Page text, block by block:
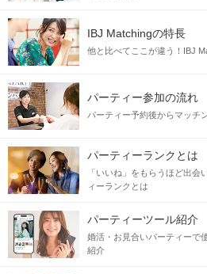
イメージがあ
❤︎目標を決めて達成し
❤︎婚活を頑張っている
写真・基本情報・自
面倒だと思わず可能な限り
IBJ Matchingの特長
他と比べてここが違う！IBJ
パーティー参加の流れ
パーティー予約後からマッチ
パーティーランクとは
「いいね」をもらうほど出会
ィーランクとは
パーティーツール紹介
婚活・お見合いパーティーで
紹介